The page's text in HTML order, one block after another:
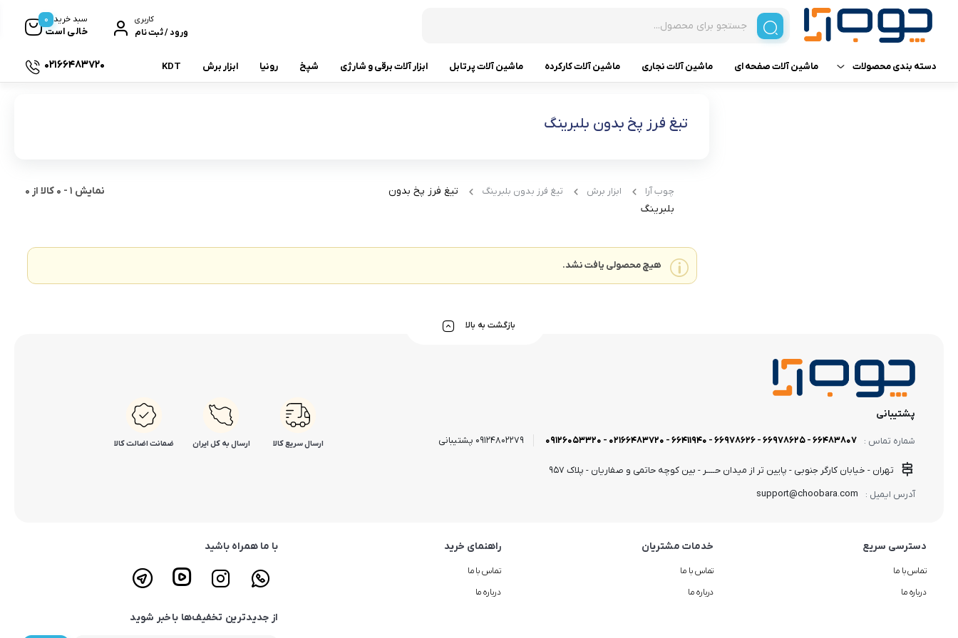
کاربری
ورود / ثبت نام
سبد خرید
خالی است
0
دسته بندی محصولات
دستگاه سی ان سی
دستگاه سوراخ زن صفحه ای
دستگاه ممبران وکیوم
ماشین آلات صفحه ای ماشین آلات نجاری ماشین آلات کارکرده ماشین آلات پرتابل ابزار آلات برقی و شارژی شپخ رونیا ابزار برش KDT
02166483720
تیغ فرز پخ بدون بلبرینگ
چوب آرا ابزار برش تیغ فرز بدون بلبرینگ
تیغ فرز پخ بدون
بلبرینگ
نمایش 1
-
0 کالا از 0
هیچ محصولی یافت نشد.
بازگشت به بالا
پشتیبانی
شماره تماس : 66483807 - 66978625 - 66978626 - 66411940 - 02166483720 - 09126053320 09124802279 پشتیبانی
تهران - خیابان کارگر جنوبی - پایین تر از میدان حــــر - بین کوچه حاتمی و صفاریان - پلاک ۹۵۷
آدرس ایمیل :
support@choobara.com
ارسال سریع کالا ارسال به کل ایران ضمانت اضالت کالا
دسترسی سریع
تماس با ما
درباره ما
خدمات مشتریان
تماس با ما
درباره ما
راهنمای خرید
تماس با ما
درباره ما
با ما همراه باشید
از جدیدترین تخفیف‌ها باخبر شوید